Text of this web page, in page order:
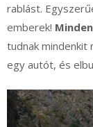
rablást.
emberek!
tudnak mindenkit
egy autót, és